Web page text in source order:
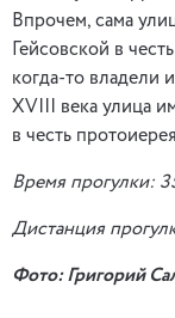
Впрочем, сама
Гейсовской в
когда-то владели
XVIII века улица
в честь
Время прогулки:
Дистанция
Фото: Григорий